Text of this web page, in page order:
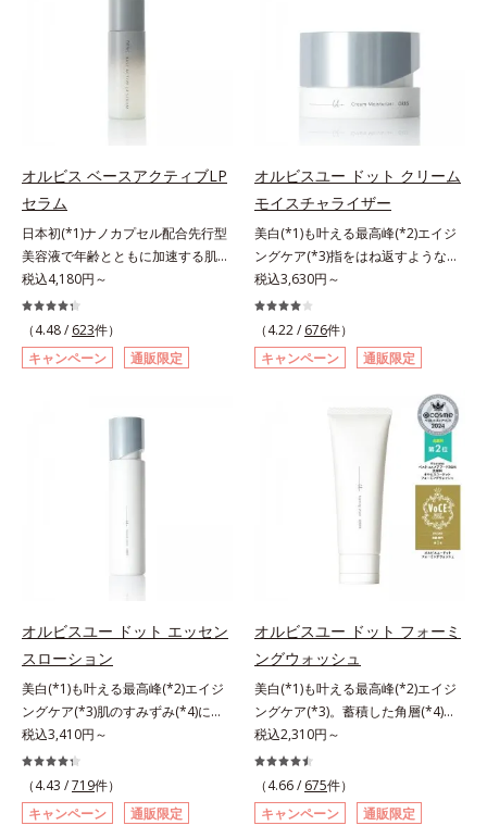
(*1)有効成分「m-ピクセノール（デ
クスパンテノールW）」を配合。シ
ミの原因になると考えられる“メラ
ニンの塊”を居座らせない(*1)、粉砕
と排出サポート(*5)の2ステップで
カスを防ぎます。さらに、「アルテ
アネスレ(*6)」を配合し、うるおい
に満ちた自分本来の澄み渡るような
透明感を目指します。手に取った
時、なじませた時、後肌、と3段階
に変化するテクスチャーは、肌にす
ばやくなじみ、毎日の美白ケアを楽
しくする使いごこちを叶えました。
*1 メラニンの蓄積を抑え、シミ・
ソバカスを防ぐ*2 デクスパンテノ
と*4 うるおいによる透明感のある
メラニンの塊を微細化すること*6
ください。・BEAUTY夏祭りは、こ
(*2)が凹凸を埋めて、肌に薄いヴェ
ールをかけるようにカバー。さらに
板状粉体が光を反射して、すっぴん
肌のようなナチュラルなツヤ感を演
「あぶらとりパウダー(*3)」を配合
し、くずれ＆テカリを防いでサラサ
ラ肌が長時間続きます。パウダータ
イプながら、SPF50+・PA++++。パ
ウダーならではの軽いつけごこち
で、日焼け止めが苦手な方にもおす
すめです。水や汗に強いスーパーウ
ォータープルーフ(*4)だから、レジ
ャーにも大活躍してくれます。*1
シリカ、セルロース、窒化ホウ素配
合＝セミマット肌を叶える球状と板
状の粉体*2 シリカ6種類、セルロー
ス*3 シリカ配合＝皮脂を吸着する
粉体*4 化粧持ち性能
オルビス ベースアクティブLP
セラム
日本初(*1)ナノカプセル配合先行型
美容液で年齢とともに加速する肌悩
み(*2)にブレーキを。スキンケアの
打ち止め感に。年齢とともに加速す
る肌悩み(*2)にブレーキをかけ、化
粧水前の土台(*3)づくりで、うるお
いに満ち満ちた内側から弾むような
と不安…。いろいろケアしているの
そんな大人の肌悩みにアプローチす
プセルの表面は肌になじみやすい構
造(*4)。内包した美容成分(*5)の浸
透をサポートし、角層すみずみをう
るおいで満たします。さらに“うる
おいの通り道”を作って化粧水のな
じみ感をUP。化粧水前に使うこと
で、普段の化粧水の手ごたえをより
実感できる、しっとり整った肌状態
へ。化粧水前に2プッシュ使うだけ
で、うるおいのすき間にぐんぐん入
り込み、うるおいで満ち満ちたハリ
のある美肌へと整えます。*1 クチ
ナシ果実エキス、ハトムギ種子エキ
ス、ユズ果実エキス、水添レシチ
税込4,180円～
（4.48 / 623件）
キャンペーン
通販限定
オルビスユー ドット クリーム
モイスチャライザー
美白(*1)も叶える最高峰(*2)エイジ
ングケア(*3)指をはね返すような弾
力感が宿るハリ感 濃密フィットク
リーム。ハリも透明感(*4)も結果主
義。年齢サイン(*5)の因子に着目し
た肌科学エイジングケア(*3)シリー
ズ。オルビスユー ドットシリーズ
は、年齢による肌悩み一つ一つを対
処するのではなく、肌で起きている
ことの根本原因に着目。加齢ととも
に現れる年齢サインについて研究を
進めたところ、弾力感のない状態で
ある「ハリのなさ」や、くすみ(*6)
などが現れている状態である「透明
感のなさ」が、大人の肌印象に大き
シリーズは美容成分(*7)として
「G.D.F.アクティベーター(*8)」を
配合。そして、従来から配合してい
る美白(*1)有効成分「トラネキサム
酸」を配合しました。さらに、シリ
ーズ共通の美容成分「GLルートブ
ースター(*9)」を配合することで、
肌のふっくら感や透明感を叶えま
す。美白ケアしながら多角的なエイ
ジングケアが叶うシリーズに。3ス
税込3,630円～
（4.22 / 676件）
キャンペーン
通販限定
オルビスユー ドット エッセン
スローション
美白(*1)も叶える最高峰(*2)エイジ
ングケア(*3)肌のすみずみ(*4)にし
みわたるうるおい充満ローション。
ハリも透明感(*5)も結果主義。年齢
サイン(*6)の因子に着目した肌科学
エイジングケア(*3)シリーズ。オル
ビスユー ドットシリーズは、年齢
税込3,410円～
（4.43 /719件）
キャンペーン
通販限定
オルビスユー ドット フォーミ
ングウォッシュ
美白(*1)も叶える最高峰(*2)エイジ
ングケア(*3)。蓄積した角層(*4)を
絡めとりくすみ(*5)を晴らす高密着
マイルドピーリング(*6)洗顔料。ハ
リも透明感(*7)も結果主義。年齢サ
イン(*8)の因子に着目した肌科学エ
イジングケア(*3)シリーズ。オルビ
税込2,310円～
（4.66 / 675件）
キャンペーン
通販限定